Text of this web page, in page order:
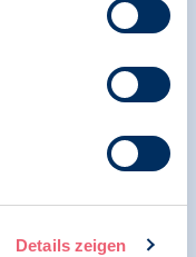
Details zeigen